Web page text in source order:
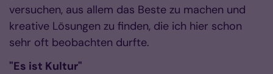
versuchen, aus allem das Beste zu machen und
kreative Lösungen zu finden, die ich hier schon
sehr oft beobachten durfte.
"Es ist Kultur"